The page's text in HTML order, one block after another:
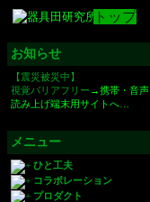
トップ
お知らせ
【震災被災中】
視覚バリアフリー →携帯・音声
読み上げ端末用サイトへ…
メニュー
ひと工夫
コラボレーション
プロダクト